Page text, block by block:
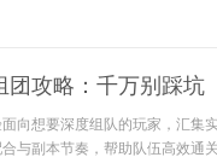
团攻略：千万别踩坑
向想要深度组队的玩家，汇集
与副本节奏，帮助队伍高效通